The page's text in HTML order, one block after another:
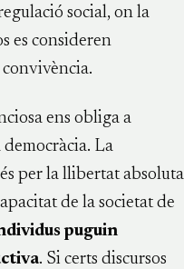
social, on la
es consideren
ens obliga a
La
per la llibertat absoluta
de la societat de
puguin
. Si certs discursos